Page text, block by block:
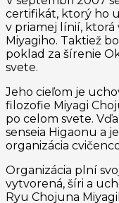
certifikát, ktorý ho
v priamej línií, ktorá
Miyagiho. Taktiež
poklad za šírenie
svete.
Jeho cieľom je
filozofie Miyagi
po celom svete.
senseia Higaonu a
organizácia
Organizácia plní
vytvorená, šíri a
Ryu Chojuna